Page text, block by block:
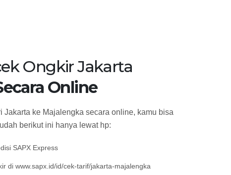
Ongkir Jakarta
Online
Jakarta ke Majalengka secara online, kamu bisa
berikut ini hanya lewat hp:
SAPX Express
di www.sapx.id/id/cek-tarif/jakarta-majalengka